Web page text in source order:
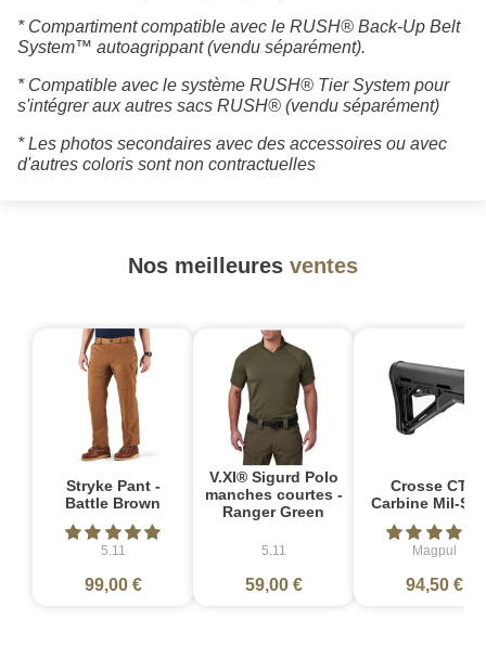
* Compartiment compatible avec le RUSH® Back-Up Belt
System™ autoagrippant (vendu séparément).
* Compatible avec le système RUSH® Tier System pour
s'intégrer aux autres sacs RUSH® (vendu séparément)
* Les photos secondaires avec des accessoires ou avec
d'autres coloris sont non contractuelles
Nos meilleures ventes
Stryke Pant -
Battle Brown
5.11
99,00 €
V.XI® Sigurd Polo
manches courtes -
Ranger Green
5.11
59,00 €
Crosse CTR
Carbine Mil-
Magpul
94,50 €